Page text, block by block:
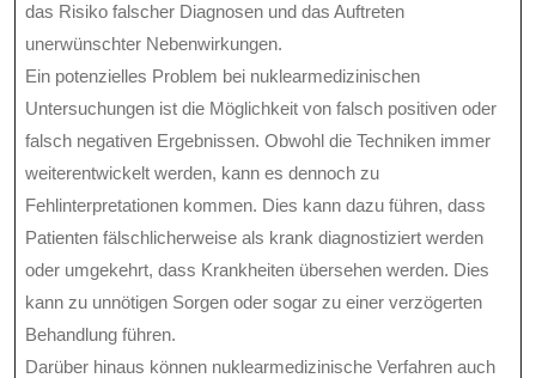
das Risiko falscher Diagnosen und das Auftreten
unerwünschter Nebenwirkungen.
Ein potenzielles Problem bei nuklearmedizinischen
Untersuchungen ist die Möglichkeit von falsch positiven oder
falsch negativen Ergebnissen. Obwohl die Techniken immer
weiterentwickelt werden, kann es dennoch zu
Fehlinterpretationen kommen. Dies kann dazu führen, dass
Patienten fälschlicherweise als krank diagnostiziert werden
oder umgekehrt, dass Krankheiten übersehen werden. Dies
kann zu unnötigen Sorgen oder sogar zu einer verzögerten
Behandlung führen.
Darüber hinaus können nuklearmedizinische Verfahren auch